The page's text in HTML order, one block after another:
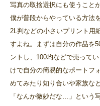
写真の取捨選択にも使うこと
僕が普段からやっている方法
2L判などの小さいプリント用
すよね。まずは自分の作品を
ントし、100均などで売って
けで自分の簡易的なポートフ
めてみたり知り合いや家族な
「なんか微妙だな…」という